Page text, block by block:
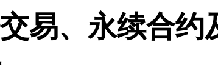
易、永续合约